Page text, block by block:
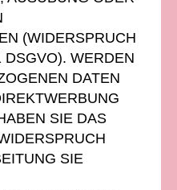
(WIDERSPRUCH
DSGVO). WERDEN
DATEN
SIE DAS
SIE